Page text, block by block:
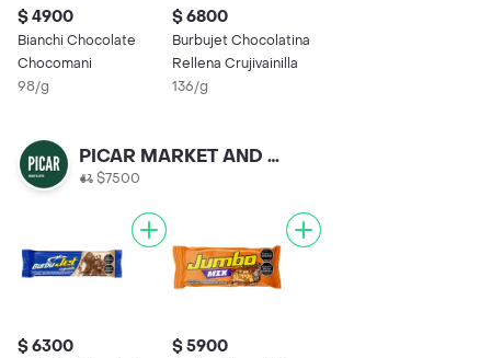
$ 4900
Bianchi Chocolate
Chocomani
98/g
$ 6800
Burbujet Chocolatina
Rellena Crujivainilla
136/g
PICAR MARKET AND COFFE
$7500
$ 6300 $ 5900